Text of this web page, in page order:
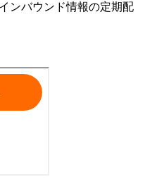
ンバウンド情報の定期配